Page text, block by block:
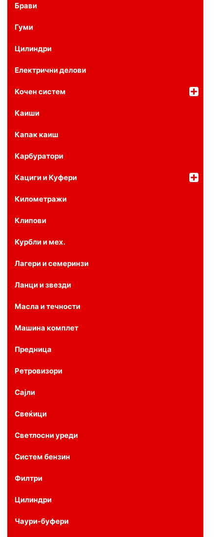
Брави
Гуми
Цилиндри
Електрични делови
Кочен систем
Каиши
Капак каиш
Карбуратори
Кациги и Куфери
Километражи
Клипови
Курбли и мех.
Лагери и семеринзи
Ланци и звезди
Масла и течности
Машина комплет
Предница
Ретровизори
Сајли
Свеќици
Светлосни уреди
Систем бензин
Филтри
Цилиндри
Чаури-буфери